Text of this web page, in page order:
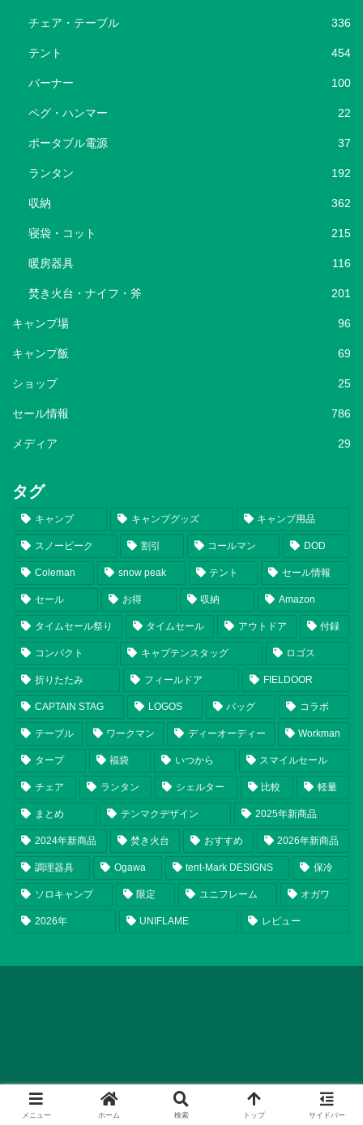
チェア・テーブル 336
テント 454
バーナー 100
ペグ・ハンマー 22
ポータブル電源 37
ランタン 192
収納 362
寝袋・コット 215
暖房器具 116
焚き火台・ナイフ・斧 201
キャンプ場 96
キャンプ飯 69
ショップ 25
セール情報 786
メディア 29
タグ
キャンプ キャンプグッズ キャンプ用品
スノーピーク 割引 コールマン DOD
Coleman snow peak テント セール情報
セール お得 収納 Amazon
タイムセール祭り タイムセール アウトドア 付録
コンパクト キャプテンスタッグ ロゴス
折りたたみ フィールドア FIELDOOR
CAPTAIN STAG LOGOS バッグ コラボ
テーブル ワークマン ディーオーディー Workman
タープ 福袋 いつから スマイルセール
チェア ランタン シェルター 比較 軽量
まとめ テンマクデザイン 2025年新商品
2024年新商品 焚き火台 おすすめ 2026年新商品
調理器具 Ogawa tent-Mark DESIGNS 保冷
ソロキャンプ 限定 ユニフレーム オガワ
2026年 UNIFLAME レビュー
メニュー ホーム 検索 トップ サイドバー